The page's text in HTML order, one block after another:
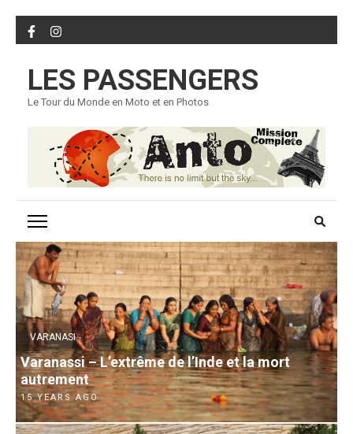
Skip
to
(Press
Enter)
LES PASSENGERS
Le Tour du Monde en Moto et en Photos
VARANASI
Varanassi – L’extrême de l’Inde et la mort
autrement
15 YEARS AGO